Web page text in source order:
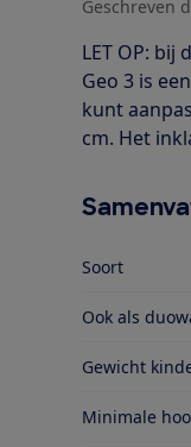
Geschreven
LET OP:
Geo 3 is
kunt
cm. Het
Soort
Ook als
Gewicht
Minimale